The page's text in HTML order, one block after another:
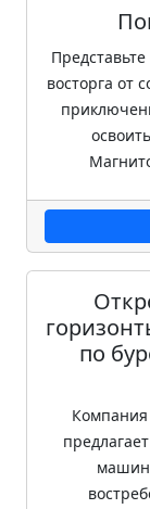
восторга от
по